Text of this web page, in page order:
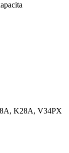
K28A, V34PX